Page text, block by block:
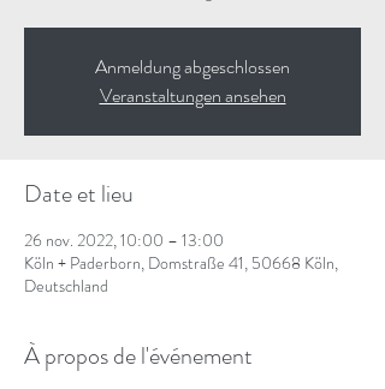
Anmeldung abgeschlossen
Veranstaltungen ansehen
Date et lieu
26 nov. 2022, 10:00 – 13:00
Köln + Paderborn, Domstraße 41, 50668 Köln,
Deutschland
À propos de l'événement